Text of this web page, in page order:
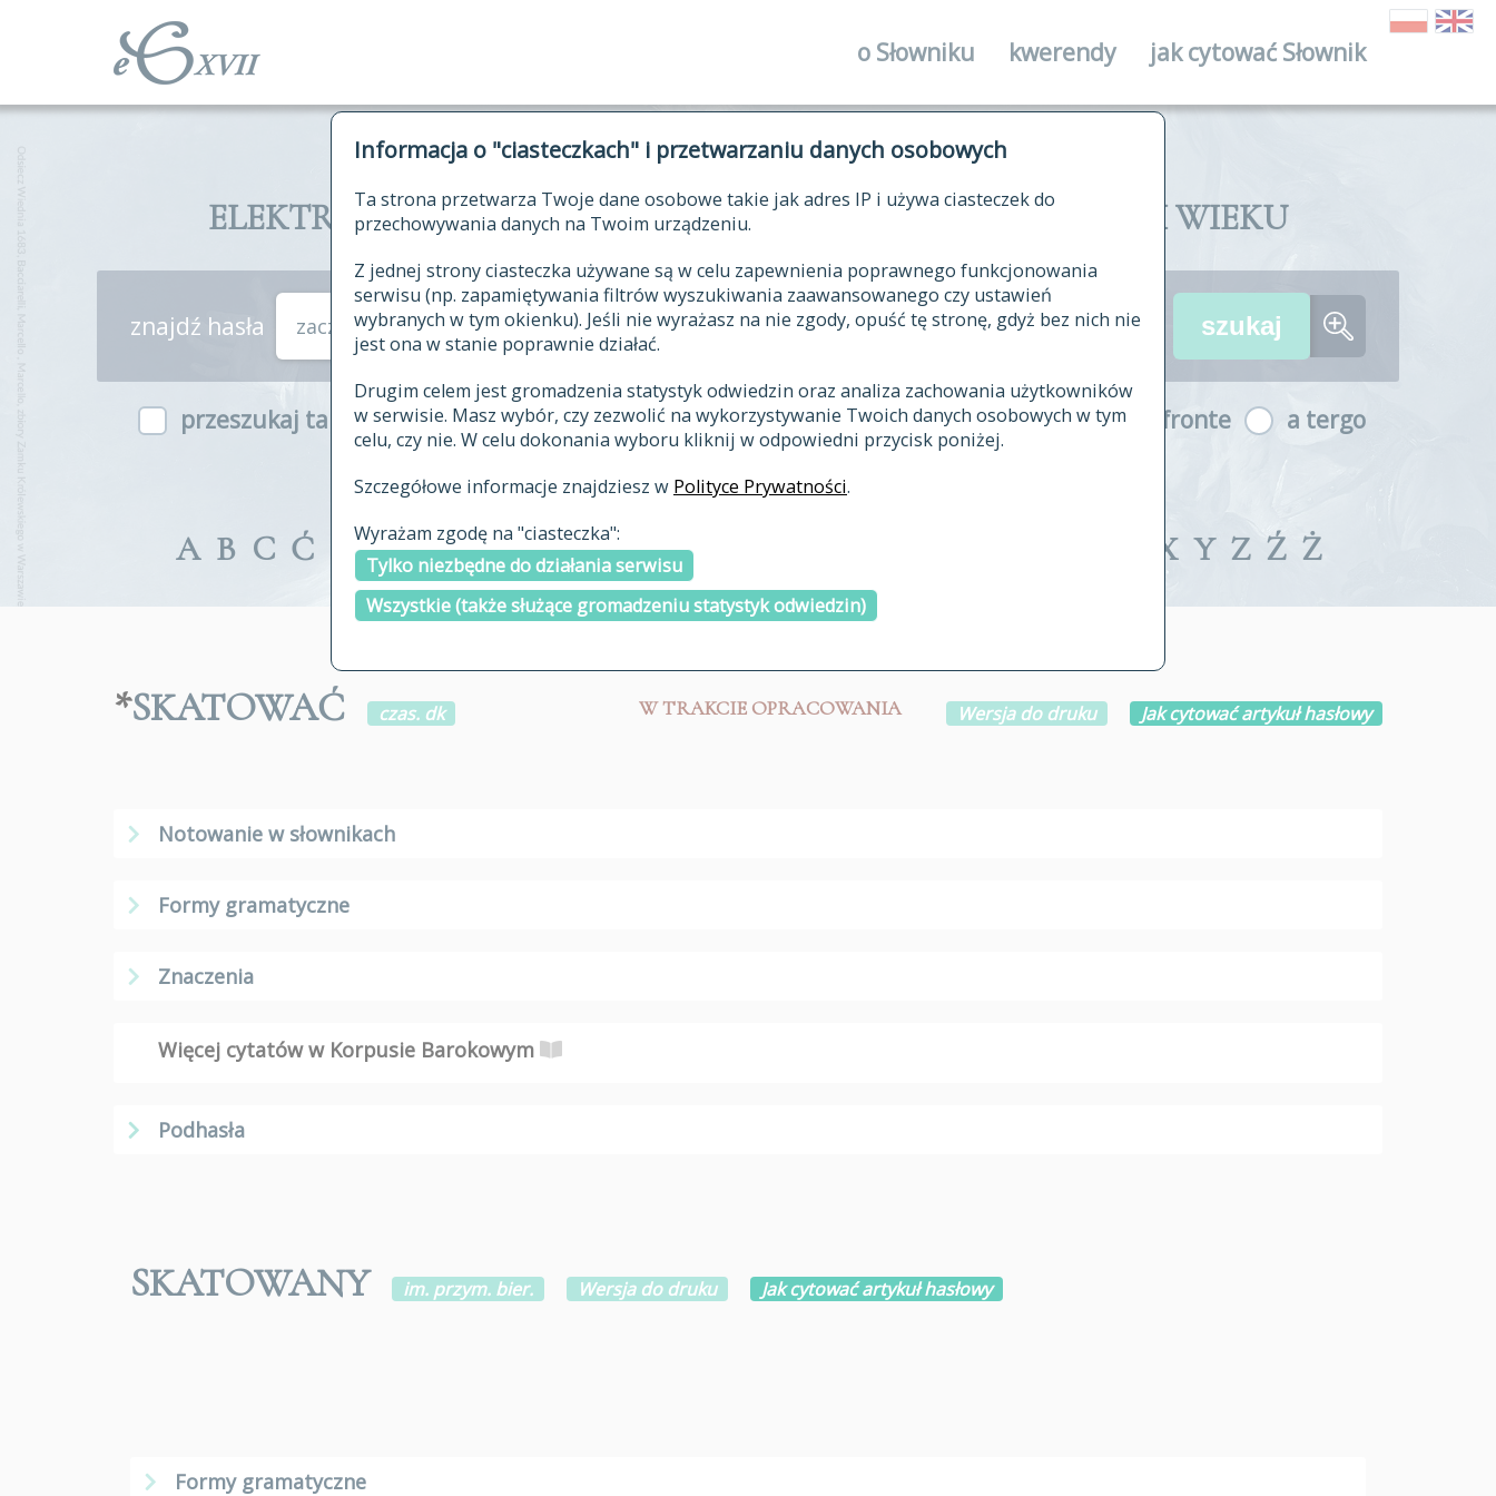
Informacja o "ciasteczkach" i przetwarzaniu danych osobowych
Ta strona przetwarza Twoje dane osobowe takie jak adres IP i używa ciasteczek do
przechowywania danych na Twoim urządzeniu.
Z jednej strony ciasteczka używane są w celu zapewnienia poprawnego funkcjonowania
serwisu (np. zapamiętywania filtrów wyszukiwania zaawansowanego czy ustawień
wybranych w tym okienku). Jeśli nie wyrażasz na nie zgody, opuść tę stronę, gdyż bez nich nie
jest ona w stanie poprawnie działać.
Drugim celem jest gromadzenia statystyk odwiedzin oraz analiza zachowania użytkowników
w serwisie. Masz wybór, czy zezwolić na wykorzystywanie Twoich danych osobowych w tym
celu, czy nie. W celu dokonania wyboru kliknij w odpowiedni przycisk poniżej.
Szczegółowe informacje znajdziesz w Polityce Prywatności.
Wyrażam zgodę na "ciasteczka":
Tylko niezbędne do działania serwisu
Wszystkie (także służące gromadzeniu statystyk odwiedzin)
o Słowniku
historia
publikacje
autorzy tekstów źródłowych
zasady opracowania
najnowsze hasła
ostatnio zmodyfikowane
kwerendy jak cytować Słownik
ELEKTRONICZNY SŁOWNIK JĘZYKA POLSKIEGO XVII I XVIII WIEKU
znajdź hasła zaczynające się od
przeszukaj także hasła w indeksie a fronte a tergo
A B C Ć E F G H I J K L Ł M X Y Z Ź Ż
*SKATOWAĆ czas. dk W TRAKCIE OPRACOWANIA Wersja do druku Jak cytować artykuł hasłowy
Notowanie w słownikach
Formy gramatyczne
Znaczenia
Więcej cytatów w Korpusie Barokowym
Podhasła
SKATOWANY im. przym. bier. Wersja do druku Jak cytować artykuł hasłowy
Formy gramatyczne